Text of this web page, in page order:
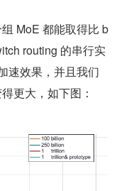
MoE 都能取得比 b
routing 的串行实
速效果，并且我们
更大，如下图：